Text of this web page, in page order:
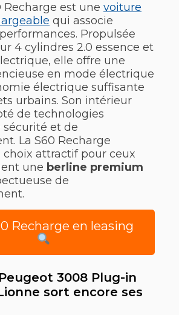
Recharge est une voiture
qui associe
Propulsée
4 cylindres 2.0 essence et
elle offre une
en mode électrique
électrique suffisante
urbains. Son intérieur
de technologies
sécurité et de
La S60 Recharge
attractif pour ceux
une berline premium
de
Recharge en leasing
3008 Plug-in
sort encore ses